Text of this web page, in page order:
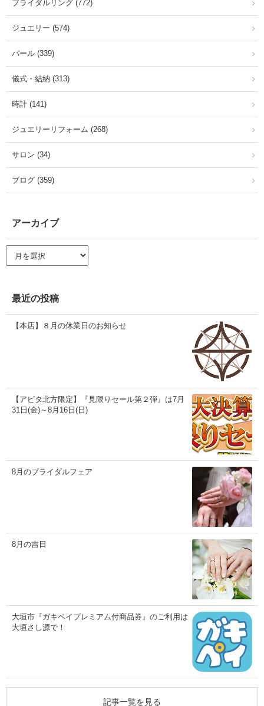
ブライダルリング (772)
ジュエリー (574)
パール (339)
儀式・結納 (313)
時計 (141)
ジュエリーリフォーム (268)
サロン (34)
ブログ (359)
アーカイブ
ー
ブ
最近の投稿
【本店】８月の休業日のお知らせ
【アピタ北方限定】『見限りセール第２弾』は7月
31日(金)～8月16日(日)
8月のブライダルフェア
8月の吉日
大垣市『ガキペイプレミアム付商品券』のご利用は
大垣さし源で！
記事一覧を見る